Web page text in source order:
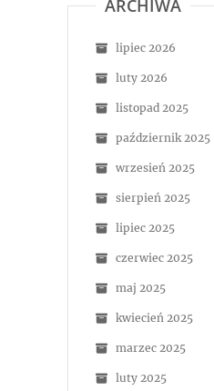
ARCHIWA
lipiec 2026
luty 2026
listopad 2025
październik 2025
wrzesień 2025
sierpień 2025
lipiec 2025
czerwiec 2025
maj 2025
kwiecień 2025
marzec 2025
luty 2025